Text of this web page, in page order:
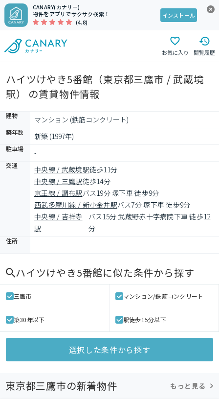
CANARY(カナリー)
物件をアプリでサクサク検索！
(4.8)
インストール
お気に入り 閲覧履歴
ハイツけやき5番館（東京都三鷹市 / 武蔵境
駅） の賃貸物件情報
建物 マンション (鉄筋コンクリート)
築年数 新築 (1997年)
駐車場 -
交通 中央線 / 武蔵境駅徒歩11分
中央線 / 三鷹駅徒歩14分
京王線 / 調布駅バス19分 塚下車 徒歩9分
西武多摩川線 / 新小金井駅バス7分 塚下車 徒歩9分
中央線 / 吉祥寺
駅
バス15分 武蔵野赤十字病院下車 徒歩12
分
住所
ハイツけやき5番館に似た条件から探す
三鷹市 マンション/鉄筋コンクリート
築30年以下 駅徒歩15分以下
選択した条件から探す
東京都三鷹市の新着物件 もっと見る